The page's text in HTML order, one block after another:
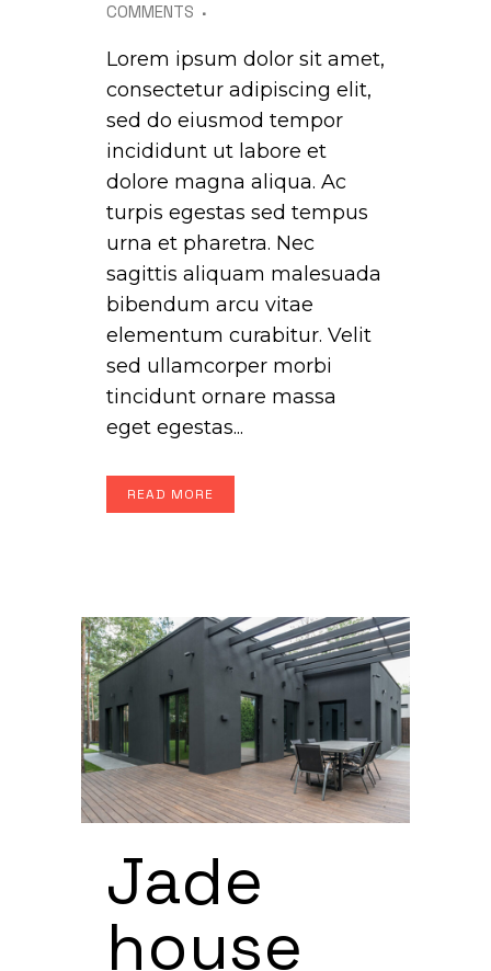
COMMENTS
Lorem ipsum dolor sit amet,
consectetur adipiscing elit,
sed do eiusmod tempor
incididunt ut labore et
dolore magna aliqua. Ac
turpis egestas sed tempus
urna et pharetra. Nec
sagittis aliquam malesuada
bibendum arcu vitae
elementum curabitur. Velit
sed ullamcorper morbi
tincidunt ornare massa
eget egestas...
READ MORE
Jade
house